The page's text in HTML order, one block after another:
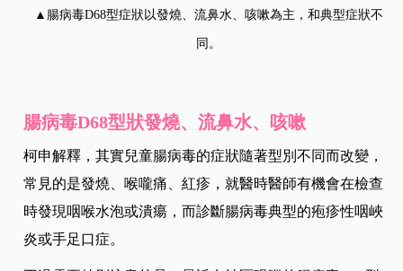
▲腸病毒D68型症狀以發燒、流鼻水、咳嗽為主，和典型症狀不
同。
腸病毒D68型狀發燒、流鼻水、咳嗽
柯申解釋，其實兒童腸病毒的症狀隨著型別不同而改變，
常見的是發燒、喉嚨痛、紅疹，就醫時醫師有機會在檢查
時發現咽喉水泡或潰瘍，而診斷腸病毒典型的疱疹性咽峽
炎或手足口症。